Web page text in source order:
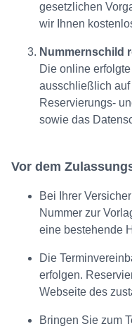
gesetzlichen
wir Ihnen
Nummernschild
Die online
ausschließlich
Reservierungs-
sowie das
Vor dem
Bei Ihrer
Nummer zur
eine bestehende
Die
erfolgen.
Webseite des
Bringen Sie zum